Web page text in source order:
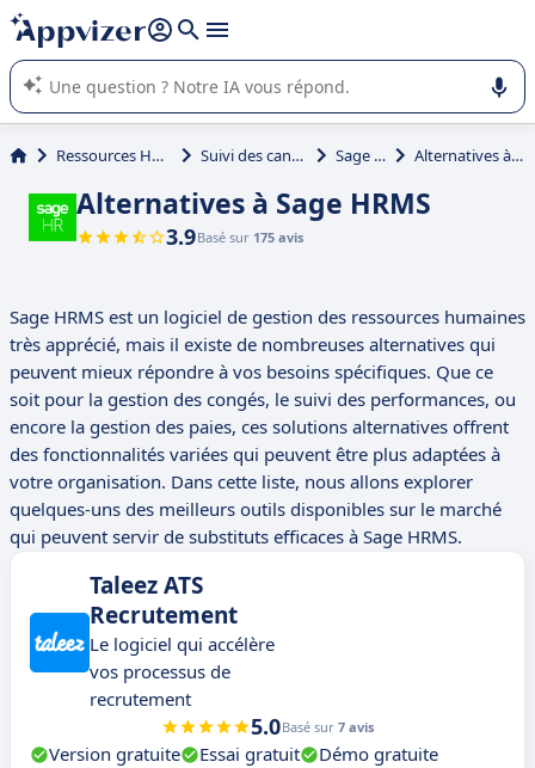
répondre (plusieurs lignes avec
L'IA de Appvizer vous guide dans l'utilisation ou la sélection de
logiciel SaaS en entreprise.
Ressources Humaines (RH) Suivi des candidats (ATS) Sage HRMS Alternatives à Sage HRMS
Alternatives à Sage HRMS
3.9Basé sur 175 avis
Sage HRMS est un logiciel de gestion des ressources humaines
très apprécié, mais il existe de nombreuses alternatives qui
peuvent mieux répondre à vos besoins spécifiques. Que ce
soit pour la gestion des congés, le suivi des performances, ou
encore la gestion des paies, ces solutions alternatives offrent
des fonctionnalités variées qui peuvent être plus adaptées à
votre organisation. Dans cette liste, nous allons explorer
quelques-uns des meilleurs outils disponibles sur le marché
qui peuvent servir de substituts efficaces à Sage HRMS.
Taleez ATS
Recrutement
Le logiciel qui accélère
vos processus de
recrutement
5.0Basé sur 7 avis
Version gratuite Essai gratuit
Démo gratuite